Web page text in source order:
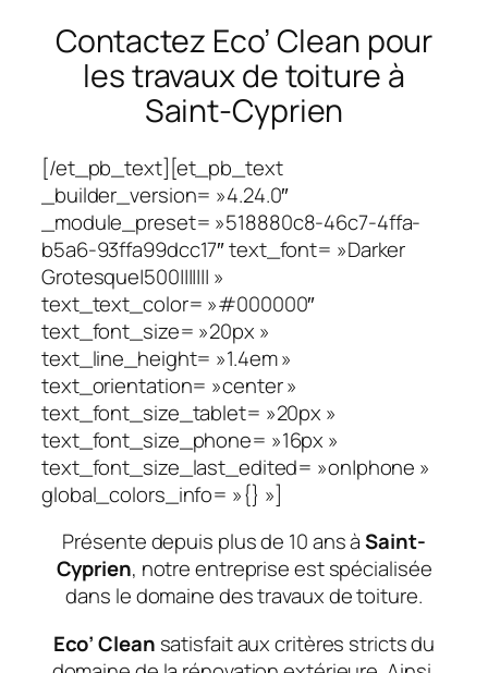
Contactez Eco’ Clean pour
les travaux de toiture à
Saint-Cyprien
[/et_pb_text][et_pb_text
_builder_version= »4.24.0″
_module_preset= »518880c8-46c7-4ffa-
b5a6-93ffa99dcc17″ text_font= »Darker
Grotesque|500||||||| »
text_text_color= »#000000″
text_font_size= »20px »
text_line_height= »1.4em »
text_orientation= »center »
text_font_size_tablet= »20px »
text_font_size_phone= »16px »
text_font_size_last_edited= »on|phone »
global_colors_info= »{} »]
Présente depuis plus de 10 ans àSaint-
Cyprien, notre entreprise est spécialisée
dans le domaine des travaux de toiture.
Eco’ Clean satisfait aux critères stricts du